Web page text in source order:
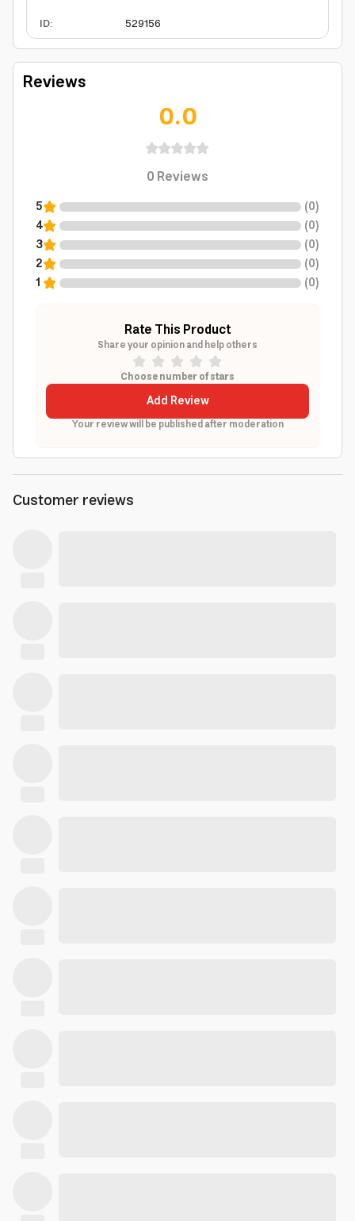
ID: 529156
Reviews
0.0
0Reviews
5 (0)
4
(0)
3
(0)
2
(0)
1
(0)
Rate This Product
Share your opinion and help others
Choose number of stars
Add Review
Your review will be published after moderation
Customer reviews